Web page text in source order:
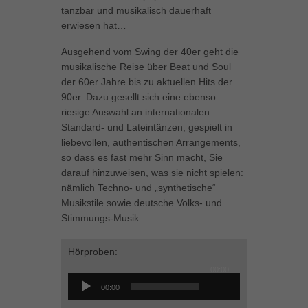
tanzbar und musikalisch dauerhaft
erwiesen hat…
Ausgehend vom Swing der 40er geht die
musikalische Reise über Beat und Soul
der 60er Jahre bis zu aktuellen Hits der
90er. Dazu gesellt sich eine ebenso
riesige Auswahl an internationalen
Standard- und Lateintänzen, gespielt in
liebevollen, authentischen Arrangements,
so dass es fast mehr Sinn macht, Sie
darauf hinzuweisen, was sie nicht spielen:
nämlich Techno- und „synthetische“
Musikstile sowie deutsche Volks- und
Stimmungs-Musik.
Hörproben:
Audio-
Player
00:00
können Ihre Einwilligung zu ganzen Kategorien geben oder sich
weitere Informationen anzeigen lassen und so nur bestimmte
Alle akzeptieren Speichern
Zurück
Datenschutzeinstellungen
Essenziell (1)
Essenzielle Cookies ermöglichen grundlegende Funktionen und sind für
die einwandfreie Funktion der Website erforderlich.
Cookie-Informationen anzeigen
Marketing (1)
Besucher über Websites hinweg verfolgen.
Cookie-Informationen anzeigen
Externe Medien (5)